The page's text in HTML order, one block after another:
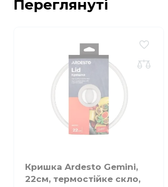
Переглянуті
Кришка Ardesto Gemini,
22см, термостійке скло,